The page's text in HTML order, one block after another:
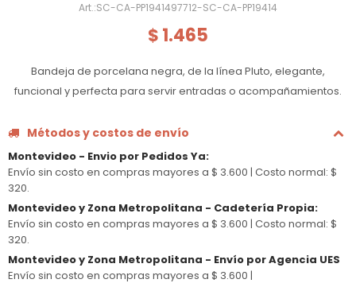
SC-CA-PP1941497712-SC-CA-PP19414
$ 1.465
Bandeja de porcelana negra, de la línea Pluto, elegante,
funcional y perfecta para servir entradas o acompañamientos.
Métodos y costos de envío
Montevideo - Envio por Pedidos Ya:
Envío sin costo en compras mayores a $ 3.600 | Costo normal: $
320.
Montevideo y Zona Metropolitana - Cadetería Propia:
Envío sin costo en compras mayores a $ 3.600 | Costo normal: $
320.
Montevideo y Zona Metropolitana - Envío por Agencia UES
Envío sin costo en compras mayores a $ 3.600 |